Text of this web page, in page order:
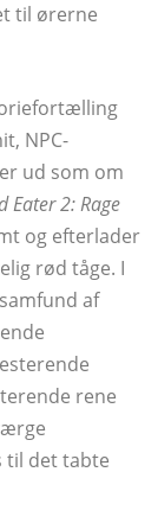
til ørerne
NPC-
ud som om
Eater 2: Rage
og efterlader
rød tåge. I
af
rene
til det tabte